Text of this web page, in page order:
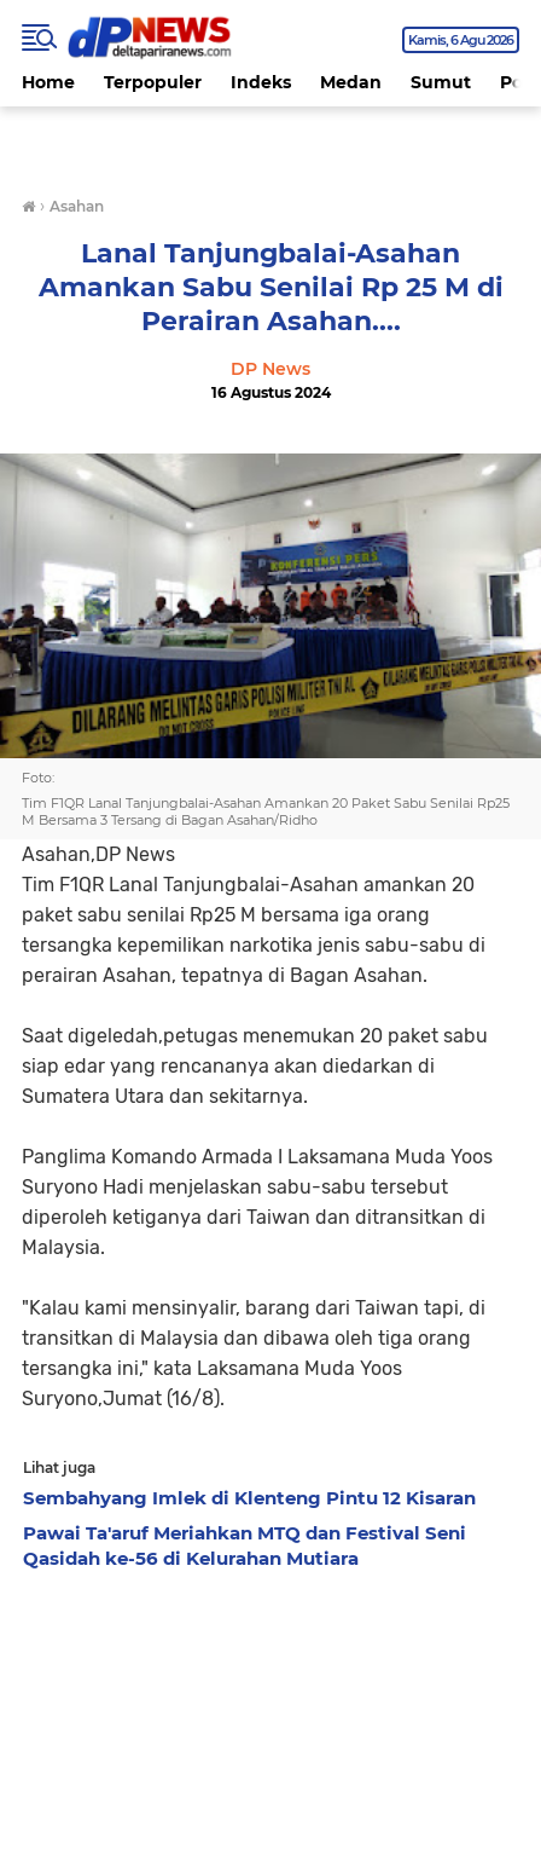
Kamis 6 Agu 2026
Home Terpopuler Indeks Medan Sumut
› Asahan
Lanal Tanjungbalai-Asahan
Amankan Sabu Senilai Rp 25 M di
Perairan Asahan....
DP News
16 Agustus 2024
Foto:
Tim F1QR Lanal Tanjungbalai-Asahan Amankan 20 Paket Sabu Senilai Rp25
M Bersama 3 Tersang di Bagan Asahan/Ridho
Asahan,DP News
Tim F1QR Lanal Tanjungbalai-Asahan amankan 20
paket sabu senilai Rp25 M bersama iga orang
tersangka kepemilikan narkotika jenis sabu-sabu di
perairan Asahan, tepatnya di Bagan Asahan.
Saat digeledah,petugas menemukan 20 paket sabu
siap edar yang rencananya akan diedarkan di
Sumatera Utara dan sekitarnya.
Panglima Komando Armada I Laksamana Muda Yoos
Suryono Hadi menjelaskan sabu-sabu tersebut
diperoleh ketiganya dari Taiwan dan ditransitkan di
Malaysia.
"Kalau kami mensinyalir, barang dari Taiwan tapi, di
transitkan di Malaysia dan dibawa oleh tiga orang
tersangka ini," kata Laksamana Muda Yoos
Suryono,Jumat (16/8).
Lihat juga
Sembahyang Imlek di Klenteng Pintu 12 Kisaran
Pawai Ta'aruf Meriahkan MTQ dan Festival Seni
Qasidah ke-56 di Kelurahan Mutiara